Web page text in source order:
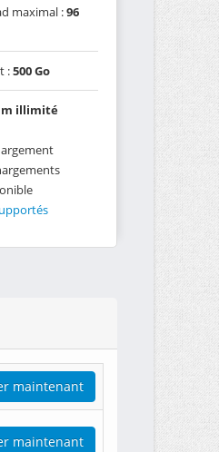
maximal :96
:500 Go
illimité
maintenant
maintenant